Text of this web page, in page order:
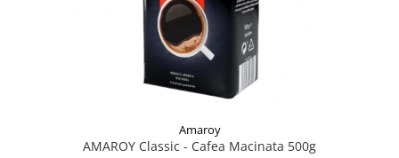
Amaroy
AMAROY Classic - Cafea Macinata 500g